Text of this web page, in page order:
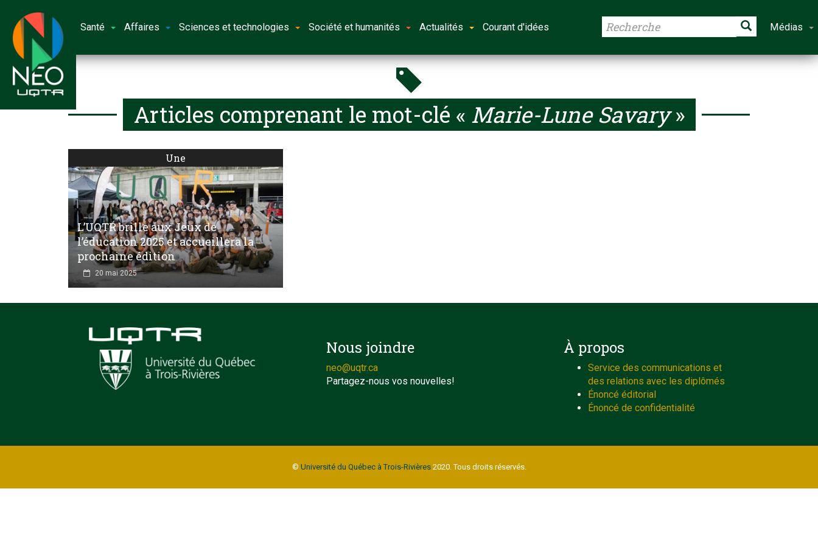
Santé Affaires Sciences et technologies Société et humanités Actualités Courant d'idées Médias
Articles comprenant le mot-clé « Marie-Lune Savary»
Une
L’UQTR brille aux Jeux de
l’éducation 2025 et accueillera la
prochaine édition
20 mai 2025
Nous joindre
neo@uqtr.ca
Partagez-nous vos nouvelles!
À propos
Service des communications et
des relations avec les diplômés
Énoncé éditorial
Énoncé de confidentialité
© Université du Québec à Trois-Rivières2020. Tous droits réservés.